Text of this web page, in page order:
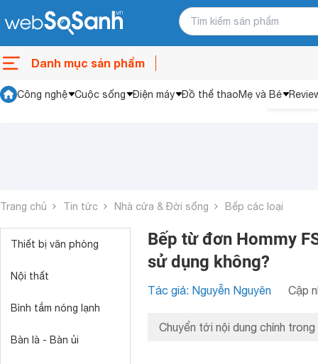
Danh mục sản phẩm
Công nghệ Cuộc sống Điện máy Đồ thể thaoMẹ và Bé
Trang chủ Tin tức Nhà cửa & Đời sống Bếp các loại
Thiết bị văn phòng
Nội thất
Bình tắm nóng lạnh
Bàn là - Bàn ủi
Bếp từ đơn Hommy
sử dụng không?
Tác giả: Nguyễn Nguyên Cập
Chuyển tới nội dung chính trong